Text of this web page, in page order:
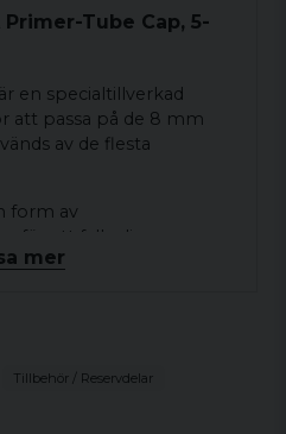
Tube Cap, 5-
en specialtillverkad
att passa på de 8 mm
av de flesta
form av
för att fylla dina
Primer-Pro eller andra
lättpåtagna och
lägg det på sidan,
mer
Tillbehör / Reservdelar